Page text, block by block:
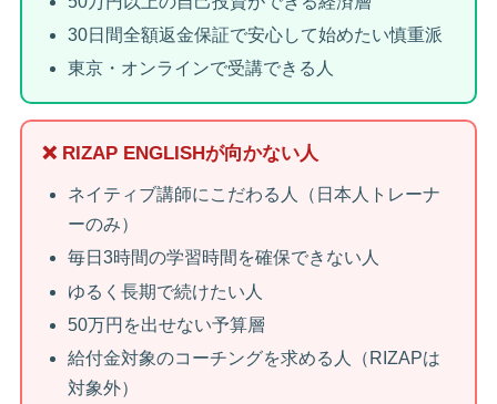
30日間全額返金保証で安心して始めたい慎重派
東京・オンラインで受講できる人
❌ RIZAP ENGLISHが向かない人
ネイティブ講師にこだわる人（日本人トレーナ
ーのみ）
毎日3時間の学習時間を確保できない人
ゆるく長期で続けたい人
50万円を出せない予算層
給付金対象のコーチングを求める人（RIZAPは
対象外）